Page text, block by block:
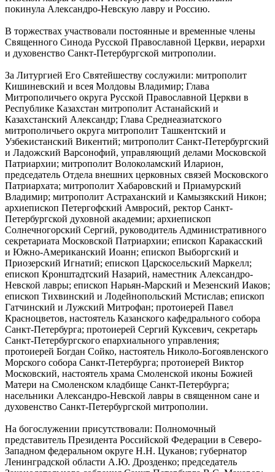
покинула Александро-Невскую лавру и Россию.
В торжествах участвовали постоянные и временные члены
Священного Синода Русской Православной Церкви, иерархи
и духовенство Санкт-Петербургской митрополии.
За Литургией Его Святейшеству сослужили: митрополит
Кишиневский и всея Молдовы Владимир; Глава
Митрополичьего округа Русской Православной Церкви в
Республике Казахстан митрополит Астанайский и
Казахстанский Александр; Глава Среднеазиатского
митрополичьего округа митрополит Ташкентский и
Узбекистанский Викентий; митрополит Санкт-Петербургский
и Ладожский Варсонофий, управляющий делами Московской
Патриархии; митрополит Волоколамский Иларион,
председатель Отдела внешних церковных связей Московского
Патриархата; митрополит Хабаровский и Приамурский
Владимир; митрополит Астраханский и Камызякский Никон;
архиепископ Петергофский Амвросий, ректор Санкт-
Петербургской духовной академии; архиепископ
Солнечногорский Сергий, руководитель Административного
секретариата Московской Патриархии; епископ Каракасский
и Южно-Американский Иоанн; епископ Выборгский и
Приозерский Игнатий; епископ Царскосельский Маркелл;
епископ Кронштадтский Назарий, наместник Александро-
Невской лавры; епископ Нарьян-Марский и Мезенский Иаков;
епископ Тихвинский и Лодейнопольский Мстислав; епископ
Гатчинский и Лужский Митрофан; протоиерей Павел
Красноцветов, настоятель Казанского кафедрального собора
Санкт-Петербурга; протоиерей Сергий Куксевич, секретарь
Санкт-Петербургского епархиального управления;
протоиерей Богдан Сойко, настоятель Николо-Богоявленского
Морского собора Санкт-Петербурга; протоиерей Виктор
Московский, настоятель храма Смоленской иконы Божией
Матери на Смоленском кладбище Санкт-Петербурга;
насельники Александро-Невской лавры в священном сане и
духовенство Санкт-Петербургской митрополии.
На богослужении присутствовали: Полномочный
представитель Президента Российской Федерации в Северо-
Западном федеральном округе Н.Н. Цуканов; губернатор
Ленинградской области А.Ю. Дрозденко; председатель